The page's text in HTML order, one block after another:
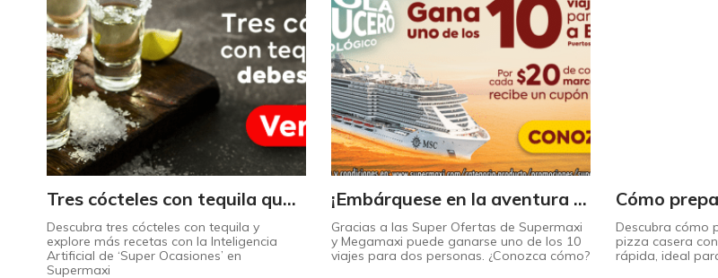
Tres cócteles con tequila que no puede dejar de probar gracias a nuestra IA.
Descubra tres cócteles con tequila y
explore más recetas con la Inteligencia
Artificial de ‘Super Ocasiones’ en
Supermaxi
¡Embárquese en la aventura de su vida con Supermaxi!
Gracias a las Super Ofertas de Supermaxi
y Megamaxi puede ganarse uno de los 10
viajes para dos personas. ¿Conozca cómo?
Descubra cómo
pizza casera
rápida, ideal